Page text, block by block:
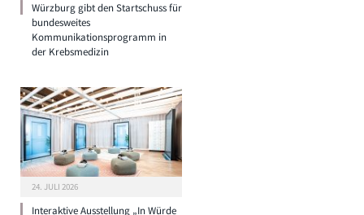
Würzburg gibt den Startschuss für
bundesweites
Kommunikationsprogramm in
der Krebsmedizin
24. JULI 2026
Interaktive Ausstellung „In Würde